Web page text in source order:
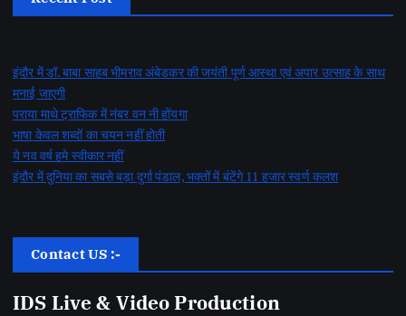
इंदौर में डॉ. बाबा साहब भीमराव अंबेडकर की जयंती पूर्ण आस्था एवं अपार उत्साह के साथ
मनाई जाएगी
पराया माथे ट्राफिक में नंबर वन नी होंयगा
भाषा केवल शब्दों का चयन नहीं होती
ये नव वर्ष हमे स्वीकार नहीं
इंदौर में दुनिया का सबसे बड़ा दुर्गा पंडाल, भक्तों में बंटेंगे 11 हजार स्वर्ण कलश
Contact US :-
IDS Live & Video Production